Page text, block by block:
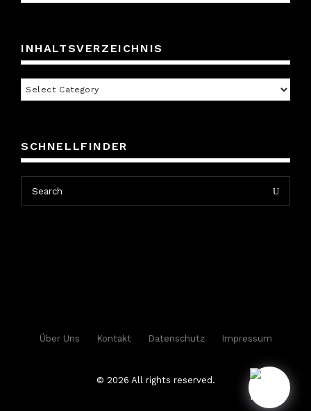
INHALTSVERZEICHNIS
Inhaltsverzeichnis
SCHNELLFINDER
Search
Über Uns Kontakt Datenschutz Impressum
© 2026 All rights reserved.